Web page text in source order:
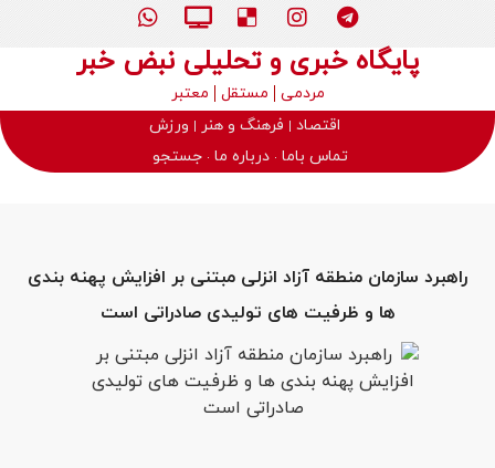
پایگاه خبری و تحلیلی نبض خبر
مردمی مستقل
معتبر
اقتصاد
فرهنگ و هنر
ورزش
تماس باما درباره ما جستجو
راهبرد سازمان منطقه آزاد انزلی مبتنی بر افزایش پهنه بندی
ها و ظرفیت های تولیدی صادراتی است